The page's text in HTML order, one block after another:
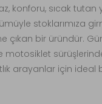
konforu, sıcak tutan
stoklarımıza
çıkan bir üründür.
motosiklet
arayanlar için ideal